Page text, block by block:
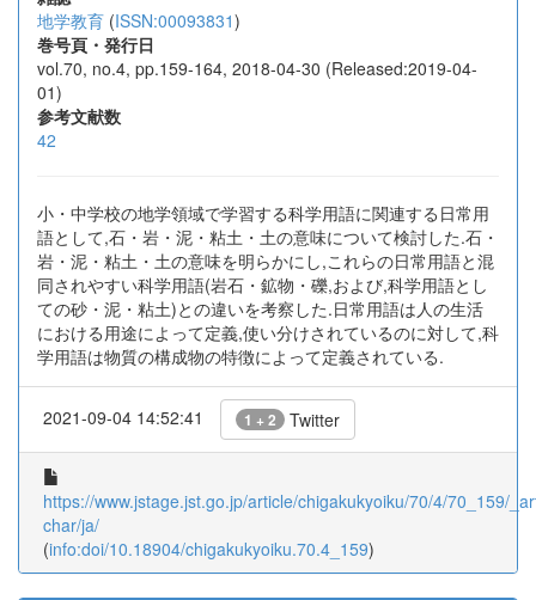
地学教育 (ISSN:00093831)
巻号頁・発行日
vol.70, no.4, pp.159-164, 2018-04-30 (Released:2019-04-
01)
参考文献数
42
小・中学校の地学領域で学習する科学用語に関連する日常用
語として,石・岩・泥・粘土・土の意味について検討した.石・
岩・泥・粘土・土の意味を明らかにし,これらの日常用語と混
同されやすい科学用語(岩石・鉱物・礫,および,科学用語とし
ての砂・泥・粘土)との違いを考察した.日常用語は人の生活
における用途によって定義,使い分けされているのに対して,科
学用語は物質の構成物の特徴によって定義されている.
2021-09-04 14:52:41 1 + 2 Twitter
https://www.jstage.jst.go.jp/article/chigakukyoiku/70/4/70_159/
char/ja/
(info:doi/10.18904/chigakukyoiku.70.4_159)